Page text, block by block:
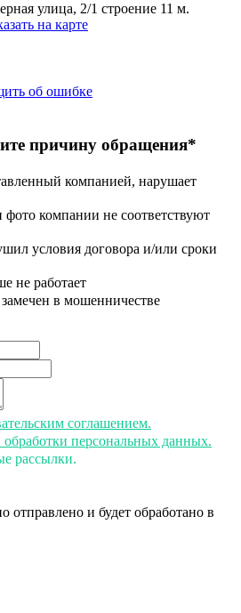
улица, 2/1 строение 11 м.
на карте
об ошибке
причину обращения*
компанией, нарушает
компании не соответствуют
условия договора и/или сроки
не работает
в мошенничестве
соглашением.
обработки персональных данных.
рассылки.
и будет обработано в